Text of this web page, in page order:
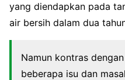
yang diendapkan pada
air bersih dalam dua
Namun kontras
beberapa isu dan